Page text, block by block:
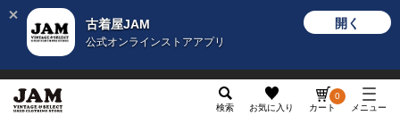
古着屋JAM
公式オンラインストアアプリ
開く
検索 お気に入り カート
0
メニュー